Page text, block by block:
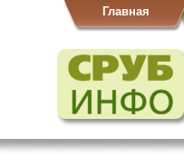
Главная